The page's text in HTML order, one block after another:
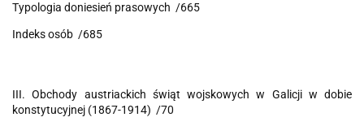
Typologia doniesień prasowych /665
Indeks osób /685
III. Obchody austriackich świąt wojskowych w Galicji w dobie
konstytucyjnej (1867-1914) /70